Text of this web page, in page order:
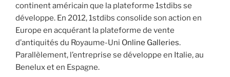
continent américain que la plateforme 1stdibs se
développe. En 2012, 1stdibs consolide son action en
Europe en acquérant la plateforme de vente
d’antiquités du Royaume-Uni Online Galleries.
Parallèlement, l’entreprise se développe en Italie, au
Benelux et en Espagne.